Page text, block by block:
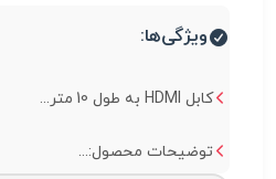
ویژگی‌ها:
کابل HDMI به طول 10 متر...
توضیحات محصول:...